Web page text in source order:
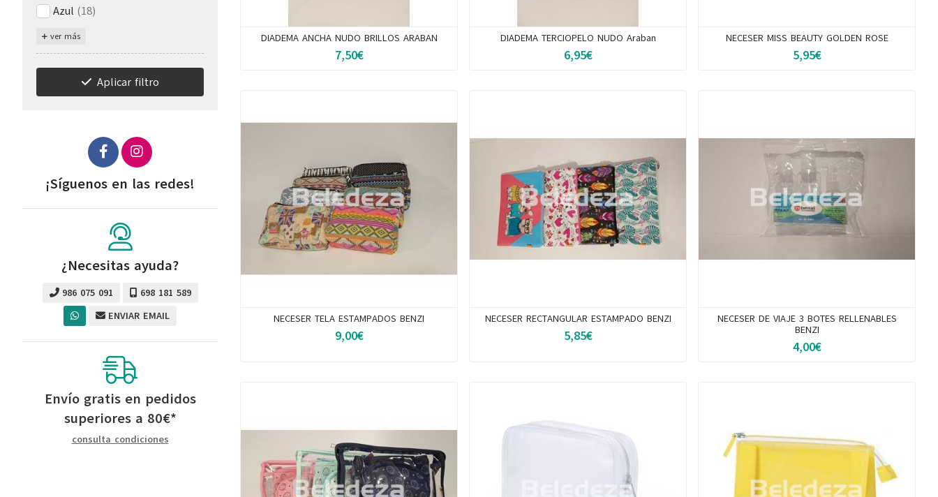
DIADEMA ANCHA NUDO BRILLOS ARABAN
7,50€
DIADEMA TERCIOPELO NUDO Araban
6,95€
NECESER MISS BEAUTY GOLDEN ROSE
5,95€
NECESER TELA ESTAMPADOS BENZI
9,00€
NECESER RECTANGULAR ESTAMPADO BENZI
5,85€
NECESER DE VIAJE 3 BOTES RELLENABLES
BENZI
4,00€
Azul (18)
ver más
Aplicar filtro
¡Síguenos en las redes!
¿Necesitas ayuda?
986 075 091
698 181 589
ENVIAR EMAIL
Envío gratis en pedidos
superiores a 80€*
consulta condiciones